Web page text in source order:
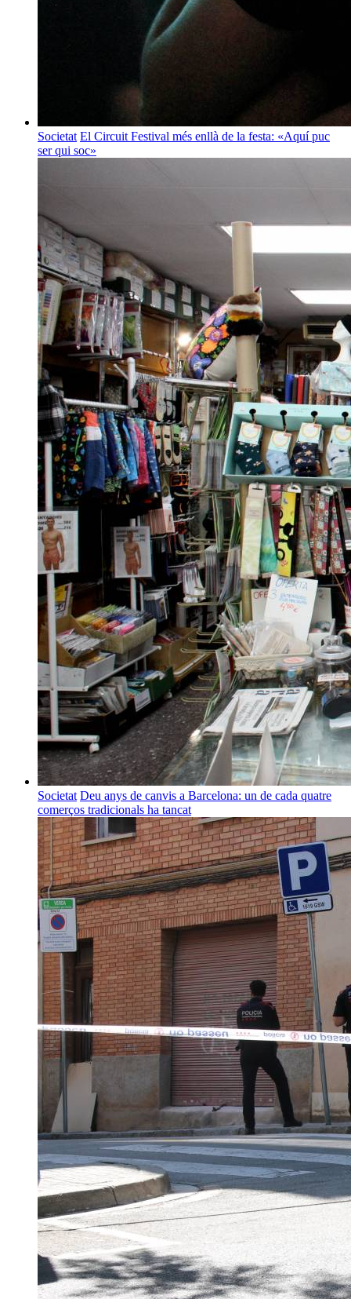
Societat El Circuit Festival més enllà de la festa: «Aquí puc
ser qui soc»
Societat Deu anys de canvis a Barcelona: un de cada quatre
comerços tradicionals ha tancat